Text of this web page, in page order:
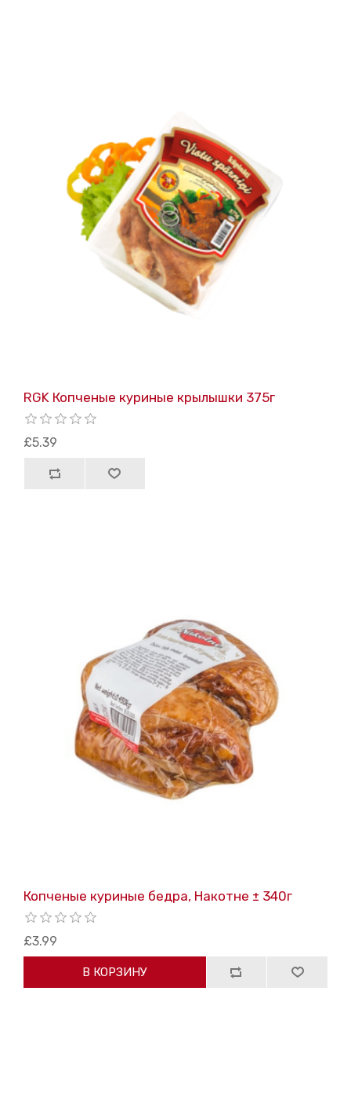
RGK Копченые куриные крылышки 375г
£5.39
Копченые куриные бедра, Накотне ± 340г
£3.99
В КОРЗИНУ